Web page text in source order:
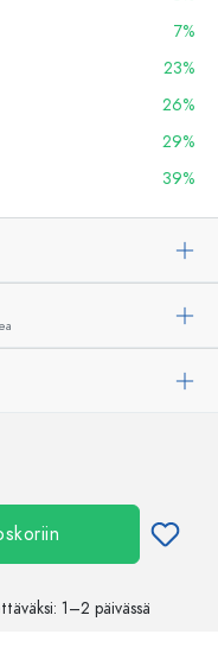
7%
23%
26%
29%
39%
: 1–2 päivässä